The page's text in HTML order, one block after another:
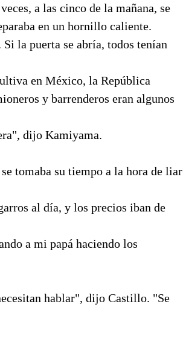
a las cinco de la mañana, se
en un hornillo caliente.
la puerta se abría, todos tenían
en México, la República
y barrenderos eran algunos
dijo Kamiyama.
tomaba su tiempo a la hora de liar
al día, y los precios iban de
a mi papá haciendo los
hablar", dijo Castillo. "Se